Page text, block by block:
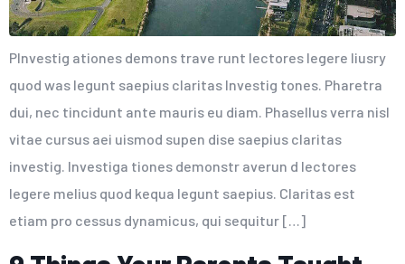
PInvestig ationes demons trave runt lectores legere liusry
quod was legunt saepius claritas Investig tones. Pharetra
dui, nec tincidunt ante mauris eu diam. Phasellus verra nisl
vitae cursus aei uismod supen dise saepius claritas
investig. Investiga tiones demonstr averun d lectores
legere melius quod kequa legunt saepius. Claritas est
etiam pro cessus dynamicus, qui sequitur […]